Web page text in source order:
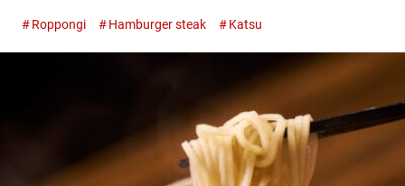
Steak）』 招牌菜『格拉里克牛...
Roppongi Hamburger steak Katsu